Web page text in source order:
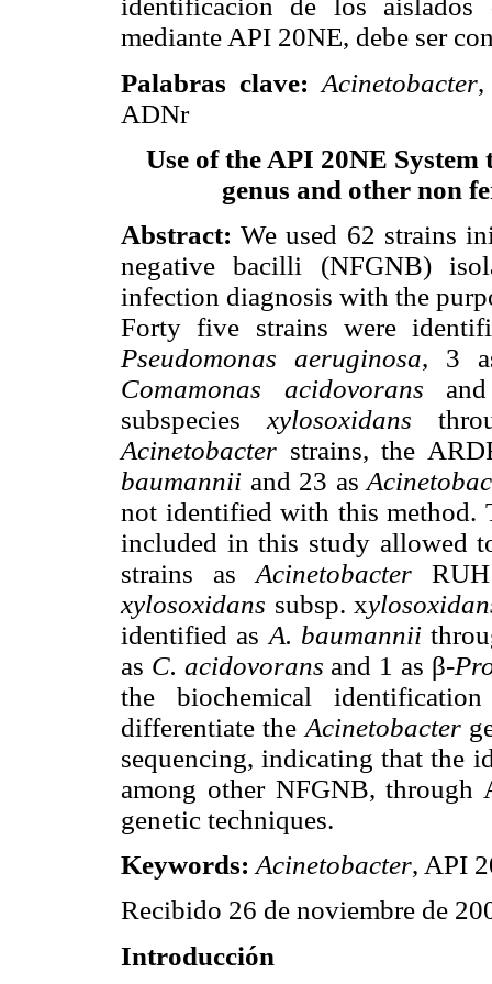
identificación de los
mediante API 20NE, debe ser
Palabras clave: Acinetobacter,
ADNr
Use of the API 20NE
genus and other non
Abstract: We used 62 strains
negative bacilli (NFGNB)
infection diagnosis with the
Forty five strains were
Pseudomonas aeruginosa, 3
Comamonas acidovorans
subspecies xylosoxidans
Acinetobacter strains, the
baumannii and 23 as
not identified with this method.
included in this study allowed
strains as Acinetobacter
xylosoxidans subsp. x
identified as A. baumannii
as C. acidovorans and 1 as β-
the biochemical
differentiate the Acinetobacter
sequencing, indicating that the
among other NFGNB, through
genetic techniques.
Keywords: Acinetobacter, API
Recibido 26 de noviembre de
Introducción